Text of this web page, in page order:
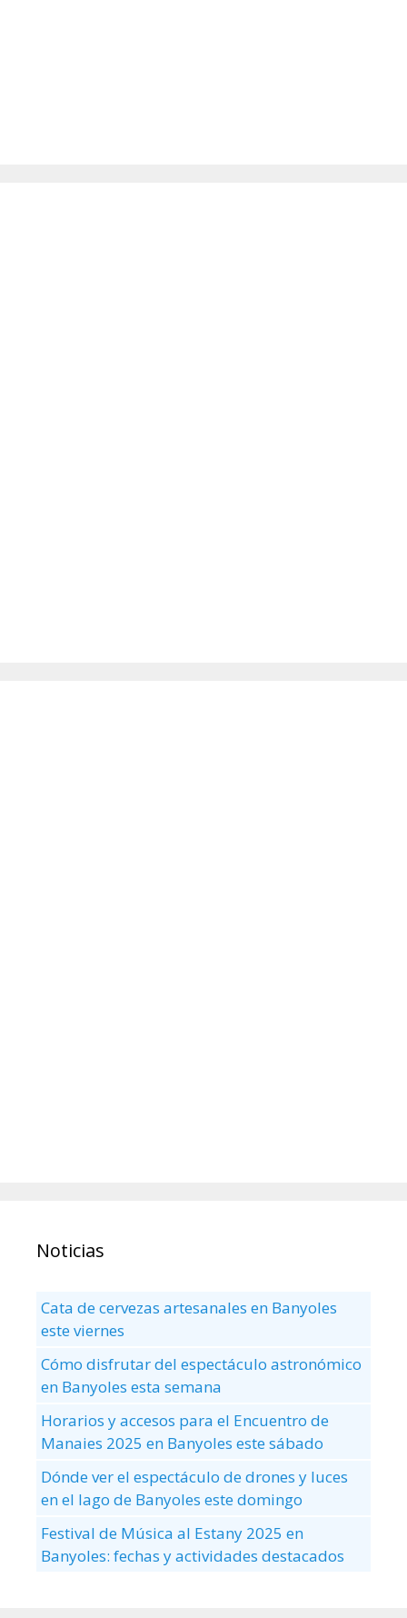
Noticias
Cata de cervezas artesanales en Banyoles
este viernes
Cómo disfrutar del espectáculo astronómico
en Banyoles esta semana
Horarios y accesos para el Encuentro de
Manaies 2025 en Banyoles este sábado
Dónde ver el espectáculo de drones y luces
en el lago de Banyoles este domingo
Festival de Música al Estany 2025 en
Banyoles: fechas y actividades destacados